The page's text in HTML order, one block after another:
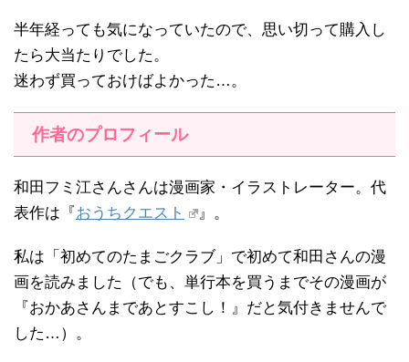
半年経っても気になっていたので、思い切って購入し
たら大当たりでした。
迷わず買っておけばよかった…。
作者のプロフィール
和田フミ江さんさんは漫画家・イラストレーター。代
表作は『おうちクエスト 』。
私は「初めてのたまごクラブ」で初めて和田さんの漫
画を読みました（でも、単行本を買うまでその漫画が
『おかあさんまであとすこし！』だと気付きませんで
した…）。